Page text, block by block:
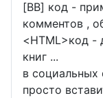
[BB] код -
комментов ,
<HTML>код -
книг ...
в социальных
просто